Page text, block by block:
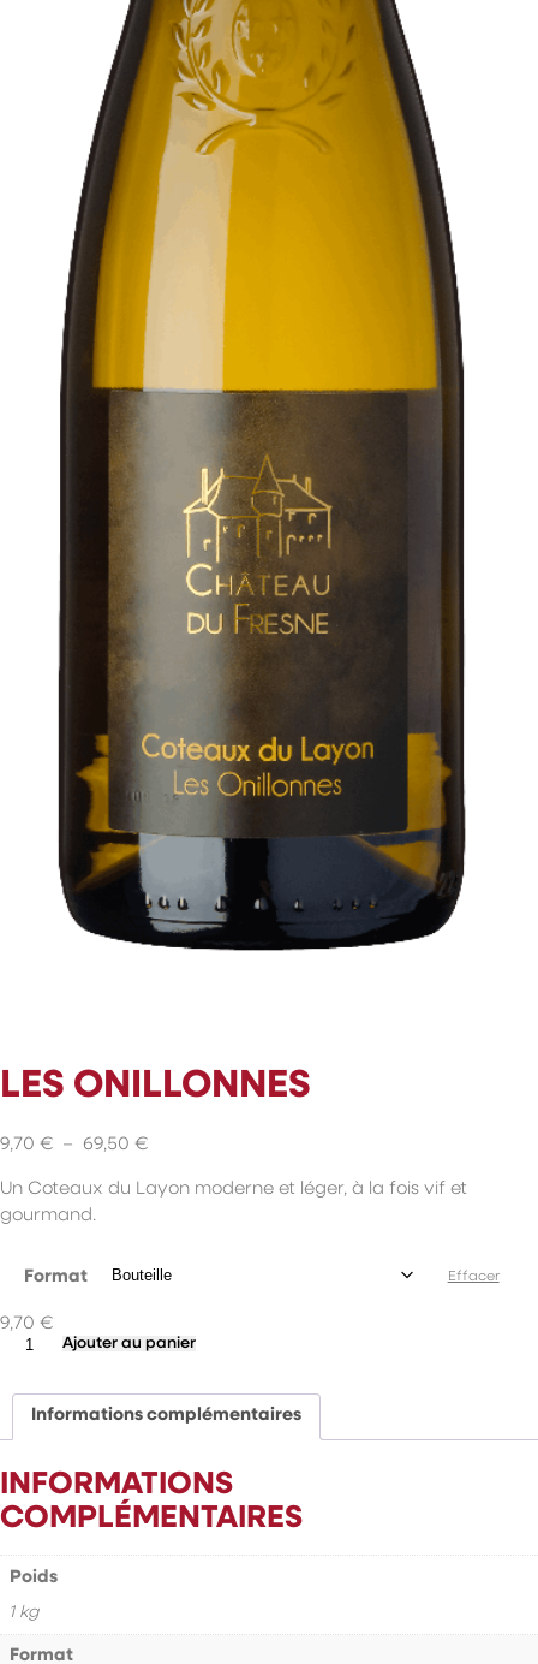
LES ONILLONNES
9,70 € – 69,50 €Plage
prix :
69,50 €
Un Coteaux du Layon moderne et léger, à la fois vif et
gourmand.
Format Effacer
9,70 €
quantité
Onillonnes
Ajouter au panier
Informations complémentaires
INFORMATIONS
COMPLÉMENTAIRES
Poids
1 kg
Format